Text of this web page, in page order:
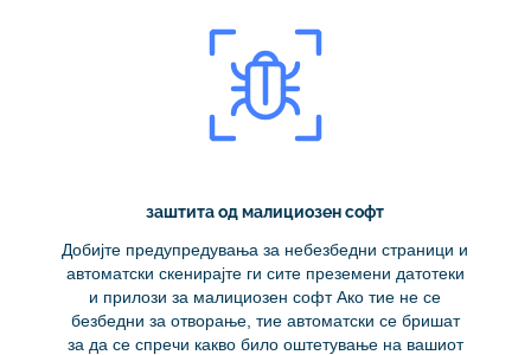
заштита од малициозен софт
Добијте предупредувања за небезбедни страници и
автоматски скенирајте ги сите преземени датотеки
и прилози за малициозен софт Ако тие не се
безбедни за отворање, тие автоматски се бришат
за да се спречи какво било оштетување на вашиот